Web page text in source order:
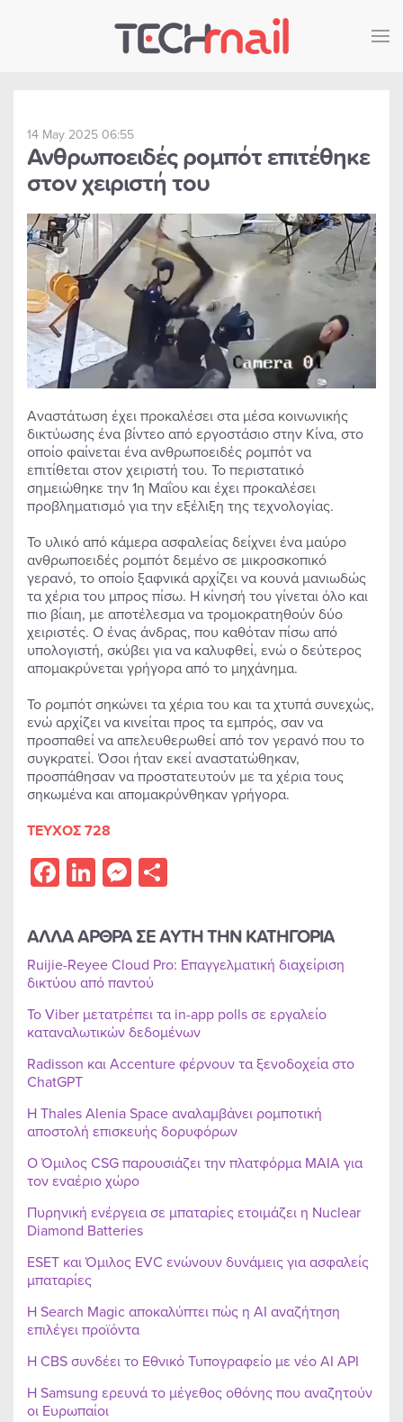
Skip to main content
14 May 2025 06:55
Ανθρωποειδές ρομπότ επιτέθηκε
στον χειριστή του
Αναστάτωση έχει προκαλέσει στα μέσα κοινωνικής
δικτύωσης ένα βίντεο από εργοστάσιο στην Κίνα, στο
οποίο φαίνεται ένα ανθρωποειδές ρομπότ να
επιτίθεται στον χειριστή του. Το περιστατικό
σημειώθηκε την 1η Μαΐου και έχει προκαλέσει
προβληματισμό για την εξέλιξη της τεχνολογίας.
Το υλικό από κάμερα ασφαλείας δείχνει ένα μαύρο
ανθρωποειδές ρομπότ δεμένο σε μικροσκοπικό
γερανό, το οποίο ξαφνικά αρχίζει να κουνά μανιωδώς
τα χέρια του μπρος πίσω. Η κίνησή του γίνεται όλο και
πιο βίαιη, με αποτέλεσμα να τρομοκρατηθούν δύο
χειριστές. Ο ένας άνδρας, που καθόταν πίσω από
υπολογιστή, σκύβει για να καλυφθεί, ενώ ο δεύτερος
απομακρύνεται γρήγορα από το μηχάνημα.
Το ρομπότ σηκώνει τα χέρια του και τα χτυπά συνεχώς,
ενώ αρχίζει να κινείται προς τα εμπρός, σαν να
προσπαθεί να απελευθερωθεί από τον γερανό που το
συγκρατεί. Όσοι ήταν εκεί αναστατώθηκαν,
προσπάθησαν να προστατευτούν με τα χέρια τους
σηκωμένα και απομακρύνθηκαν γρήγορα.
ΤΕΥΧΟΣ 728
Facebook
LinkedIn
Messenger
ΑΛΛΑ ΑΡΘΡΑ ΣΕ ΑΥΤΗ ΤΗΝ ΚΑΤΗΓΟΡΙΑ
Ruijie-Reyee Cloud Pro: Επαγγελματική διαχείριση
δικτύου από παντού
Το Viber μετατρέπει τα in-app polls σε εργαλείο
καταναλωτικών δεδομένων
Radisson και Accenture φέρνουν τα ξενοδοχεία στο
ChatGPT
Η Thales Alenia Space αναλαμβάνει ρομποτική
αποστολή επισκευής δορυφόρων
Ο Όμιλος CSG παρουσιάζει την πλατφόρμα MAIA για
τον εναέριο χώρο
Πυρηνική ενέργεια σε μπαταρίες ετοιμάζει η Nuclear
Diamond Batteries
ESET και Όμιλος EVC ενώνουν δυνάμεις για ασφαλείς
μπαταρίες
Η Search Magic αποκαλύπτει πώς η AI αναζήτηση
επιλέγει προϊόντα
Η CBS συνδέει το Εθνικό Τυπογραφείο με νέο AI API
Η Samsung ερευνά το μέγεθος οθόνης που αναζητούν
οι Ευρωπαίοι